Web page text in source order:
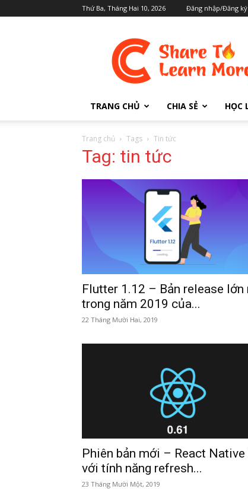
Thứ Ba, Tháng Hai 10, 2026 Đăng nhập/Đăng ký
TRANG CHỦ CHIA SẺ HỌC
Trang chủ Tags Tin tức
Tag: tin tức
Flutter 1.12 – Bản release lớn
trong năm 2019 của...
22 Tháng Mười Hai, 2019
Phiên bản mới – React Native
với tính năng refresh...
23 Tháng Mười Một, 2019